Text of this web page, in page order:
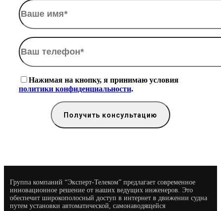
Нажимая на кнопку, я принимаю условия
политики конфиденциальности.
Группа компаний “Эксперт-Телеком” предлагает современное
инновационное решение от наших ведущих инженеров. Это
обеспечит широкополосный доступ в интернет в движении судна
путем установки автоматической, самонаводящейся